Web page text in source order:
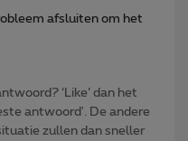
afsluiten om het
‘Like’ dan het
antwoord'. De andere
zullen dan sneller